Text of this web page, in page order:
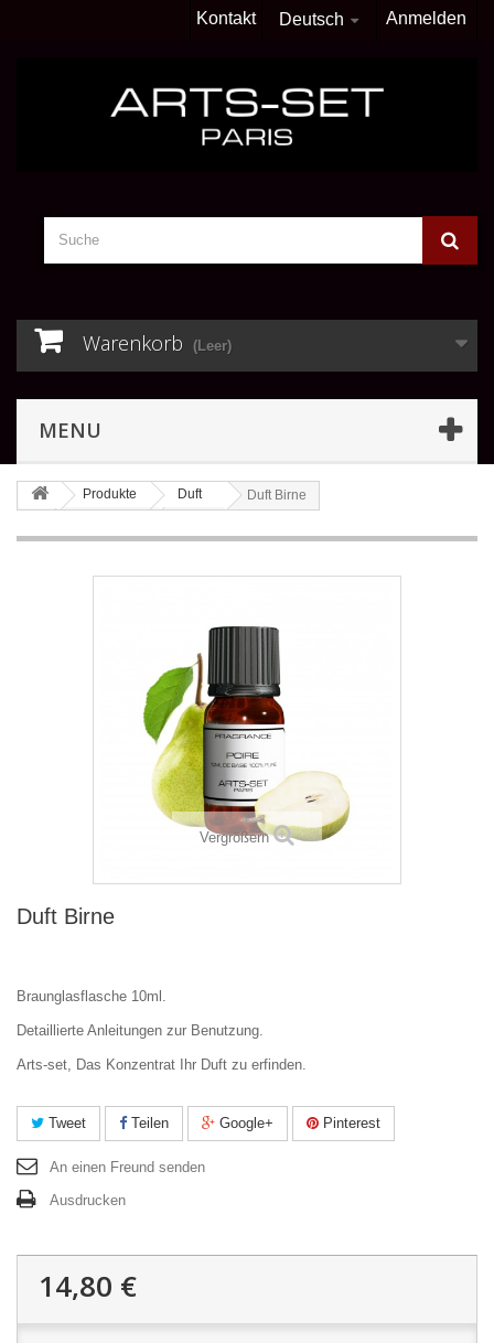
Anmelden
Deutsch
Kontakt
Warenkorb (Leer)
MENU
Produkte Duft Duft Birne
Vergrößern
Duft Birne
Braunglasflasche 10ml.
Detaillierte Anleitungen zur Benutzung.
Arts-set, Das Konzentrat Ihr Duft zu erfinden.
Tweet Teilen Google+ Pinterest
An einen Freund senden
Ausdrucken
14,80 €